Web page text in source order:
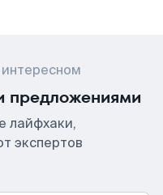
предложениями
лайфхаки,
экспертов